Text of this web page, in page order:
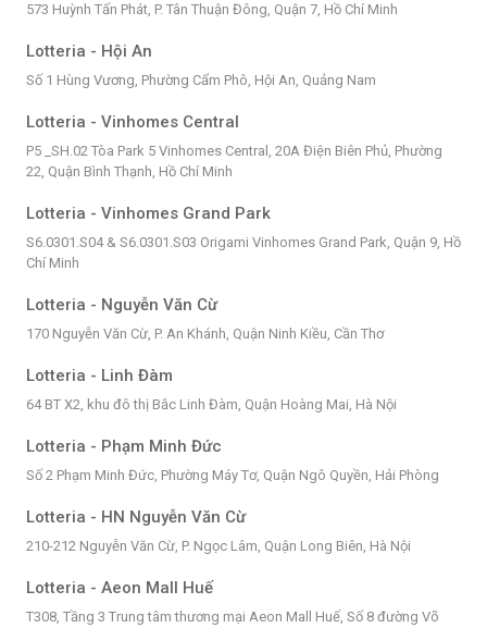
573 Huỳnh Tấn Phát, P. Tân Thuận Đông, Quận 7, Hồ Chí Minh
Lotteria - Hội An
Số 1 Hùng Vương, Phường Cẩm Phô, Hội An, Quảng Nam
Lotteria - Vinhomes Central
P5 _SH.02 Tòa Park 5 Vinhomes Central, 20A Điện Biên Phủ, Phường
22, Quận Bình Thạnh, Hồ Chí Minh
Lotteria - Vinhomes Grand Park
S6.0301.S04 & S6.0301.S03 Origami Vinhomes Grand Park, Quận 9, Hồ
Chí Minh
Lotteria - Nguyễn Văn Cừ
170 Nguyễn Văn Cừ, P. An Khánh, Quận Ninh Kiều, Cần Thơ
Lotteria - Linh Đàm
64 BT X2, khu đô thị Bắc Linh Đàm, Quận Hoàng Mai, Hà Nội
Lotteria - Phạm Minh Đức
Số 2 Phạm Minh Đức, Phường Máy Tơ, Quận Ngô Quyền, Hải Phòng
Lotteria - HN Nguyễn Văn Cừ
210-212 Nguyễn Văn Cừ, P. Ngọc Lâm, Quận Long Biên, Hà Nội
Lotteria - Aeon Mall Huế
T308, Tầng 3 Trung tâm thương mại Aeon Mall Huế, Số 8 đường Võ